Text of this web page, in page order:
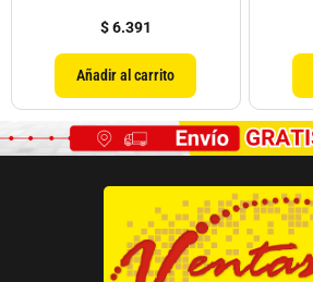
$6.391
Añadir al carrito